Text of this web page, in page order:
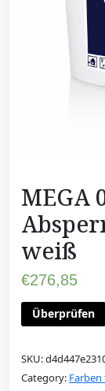
MEGA
weiß
€276,85
Überprüfen
SKU:
Category: